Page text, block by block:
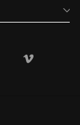
YouTube